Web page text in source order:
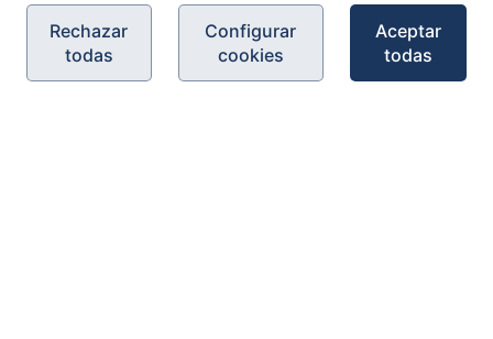
Rechazar
todas
Configurar
cookies
Aceptar
todas